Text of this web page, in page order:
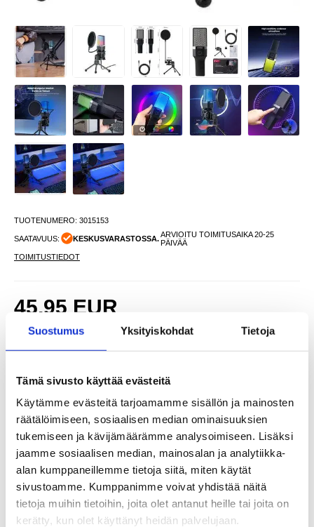
Suostumus Yksityiskohdat Tietoja
Tämä sivusto käyttää evästeitä
Käytämme evästeitä tarjoamamme sisällön ja mainosten
räätälöimiseen, sosiaalisen median ominaisuuksien
tukemiseen ja kävijämäärämme analysoimiseen. Lisäksi
jaamme sosiaalisen median, mainosalan ja analytiikka-
alan kumppaneillemme tietoja siitä, miten käytät
sivustoamme. Kumppanimme voivat yhdistää näitä
tietoja muihin tietoihin, joita olet antanut heille tai joita on
kerätty, kun olet käyttänyt heidän palvelujaan.
TUOTENUMERO: 3015153
SAATAVUUS: KESKUSVARASTOSSA.ARVIOITU TOIMITUSAIKA 20-25
PÄIVÄÄ
TOIMITUSTIEDOT
45,95 EUR
SAAT 7 % ALENNUKSEN LIITTYMÄLLÄ CLUB
TRENDYYN
LIITY NYT
ILMAISEKSI >
- +
KYSYMYKSIÄ? KYSY POIS LIVE CHAT
Kuvaus